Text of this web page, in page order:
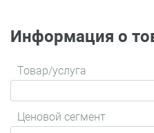
Информация о
Товар/услуга
Ценовой сегмент